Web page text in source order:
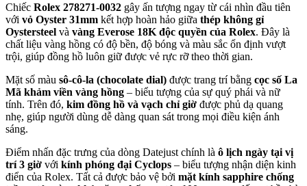
Chiếc Rolex 278271-0032 gây ấn tượng ngay từ cái nhìn đầu tiên
với vỏ Oyster 31mm kết hợp hoàn hảo giữa thép không gỉ
Oystersteel và vàng Everose 18K độc quyền của Rolex. Đây là
chất liệu vàng hồng có độ bền, độ bóng và màu sắc ổn định vượt
trội, giúp đồng hồ luôn giữ được vẻ rực rỡ theo thời gian.
Mặt số màu sô-cô-la (chocolate dial) được trang trí bằng cọc số La
Mã khảm viền vàng hồng – biểu tượng của sự quý phái và nữ
tính. Trên đó, kim đồng hồ và vạch chỉ giờ được phủ dạ quang
nhẹ, giúp người dùng dễ dàng quan sát trong mọi điều kiện ánh
sáng.
Điểm nhấn đặc trưng của dòng Datejust chính là ô lịch ngày tại vị
trí 3 giờ với kính phóng đại Cyclops – biểu tượng nhận diện kinh
điển của Rolex. Tất cả được bảo vệ bởi mặt kính sapphire chống